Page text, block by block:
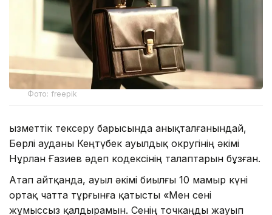
Фото: freepik
Қызметтік тексеру барысында анықталғанындай,
Бөрлі ауданы Кеңтүбек ауылдық округінің әкімі
Нұрлан Ғазиев әдеп кодексінің талаптарын бұзған.
Атап айтқанда, ауыл әкімі биылғы 10 мамыр күні
ортақ чатта тұрғынға қатысты «Мен сені
жұмыссыз қалдырамын. Сенің точкаңды жауып